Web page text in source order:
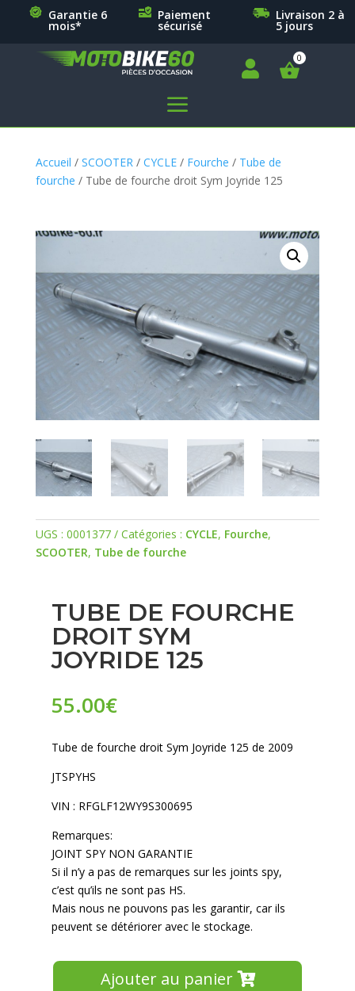
Garantie 6
mois*
Paiement
sécurisé
Livraison 2 à
5 jours

a
Accueil / SCOOTER / CYCLE/ Fourche / Tube de
fourche / Tube de fourche droit Sym Joyride 125
UGS : 0001377 Catégories : CYCLE, Fourche,
SCOOTER, Tube de fourche
TUBE DE FOURCHE
DROIT SYM
JOYRIDE 125
55.00€
Tube de fourche droit Sym Joyride 125 de 2009
JTSPYHS
VIN : RFGLF12WY9S300695
Remarques:
JOINT SPY NON GARANTIE
Si il n’y a pas de remarques sur les joints spy,
c’est qu’ils ne sont pas HS.
Mais nous ne pouvons pas les garantir, car ils
peuvent se détériorer avec le stockage.
Ajouter au panier